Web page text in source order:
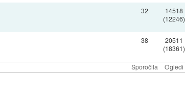
Sporočila Ogledi
32
14518
(12246)
38
20511
(18361)